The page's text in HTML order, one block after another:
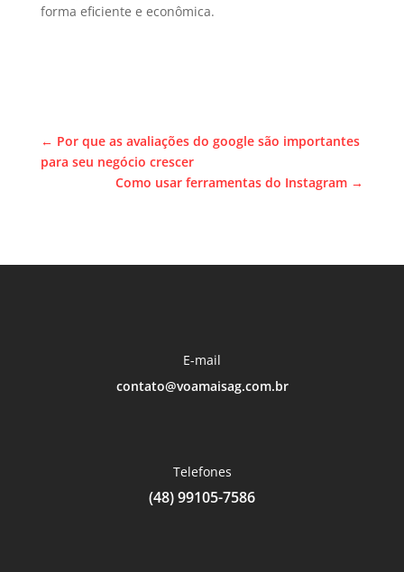
forma eficiente e econômica.
← Por que as avaliações do google são importantes
para seu negócio crescer
Como usar ferramentas do Instagram →
E-mail
contato@voamaisag.com.br
Telefones
(48) 99105-7586